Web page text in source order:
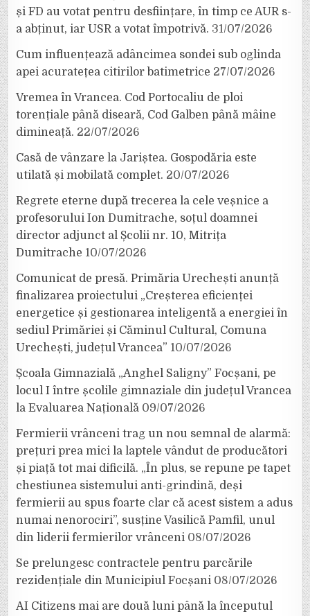
și FD au votat pentru desființare, în timp ce AUR s-
a abținut, iar USR a votat împotrivă. 31/07/2026
Cum influențează adâncimea sondei sub oglinda
apei acuratețea citirilor batimetrice 27/07/2026
Vremea în Vrancea. Cod Portocaliu de ploi
torențiale până diseară, Cod Galben până mâine
dimineață. 22/07/2026
Casă de vânzare la Jariștea. Gospodăria este
utilată și mobilată complet. 20/07/2026
Regrete eterne după trecerea la cele veșnice a
profesorului Ion Dumitrache, soțul doamnei
director adjunct al Școlii nr. 10, Mitrița
Dumitrache 10/07/2026
Comunicat de presă. Primăria Urechești anunță
finalizarea proiectului „Creșterea eficienței
energetice și gestionarea inteligentă a energiei în
sediul Primăriei și Căminul Cultural, Comuna
Urechești, județul Vrancea” 10/07/2026
Școala Gimnazială „Anghel Saligny” Focșani, pe
locul I între școlile gimnaziale din județul Vrancea
la Evaluarea Națională 09/07/2026
Fermierii vrânceni trag un nou semnal de alarmă:
prețuri prea mici la laptele vândut de producători
și piață tot mai dificilă. „În plus, se repune pe tapet
chestiunea sistemului anti-grindină, deși
fermierii au spus foarte clar că acest sistem a adus
numai nenorociri”, susține Vasilică Pamfil, unul
din liderii fermierilor vrânceni 08/07/2026
Se prelungesc contractele pentru parcările
rezidențiale din Municipiul Focșani 08/07/2026
AI Citizens mai are două luni până la începutul